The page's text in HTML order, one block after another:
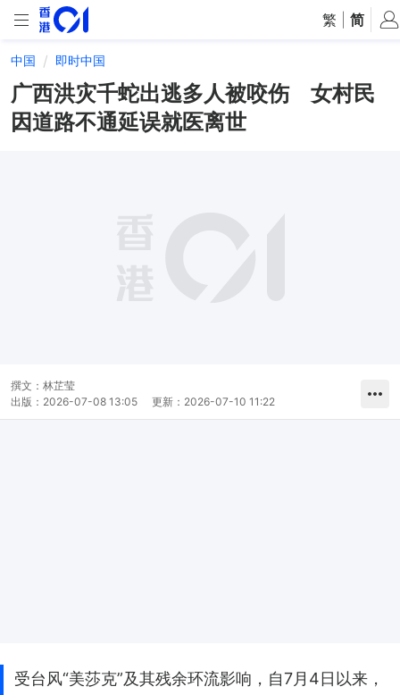
繁 简
中国 即时中国
广西洪灾千蛇出逃多人被咬伤 女村民
因道路不通延误就医离世
撰文： 林芷莹
出版： 2026-07-08 13:05 更新： 2026-07-10 11:22
受台风“美莎克”及其残余环流影响，自7月4日以来，